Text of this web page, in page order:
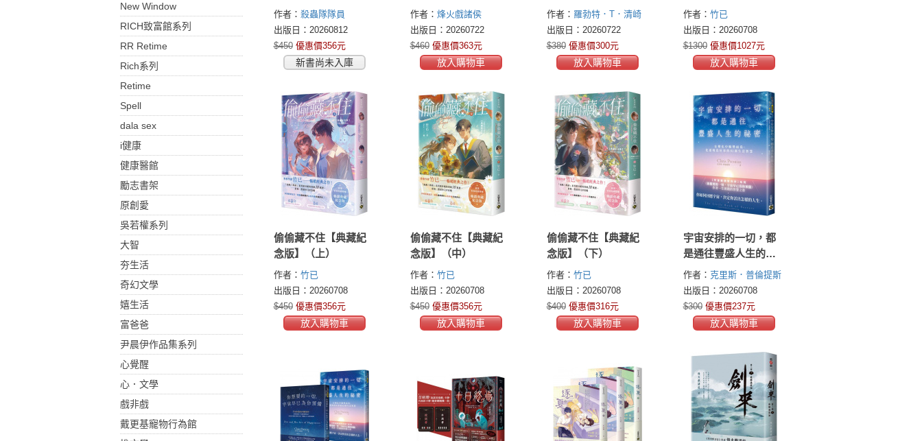
New Window
RICH致富館系列
RR Retime
Rich系列
Retime
Spell
dala sex
i健康
健康醫館
勵志書架
原創愛
吳若權系列
大智
夯生活
奇幻文學
嬉生活
富爸爸
尹晨伊作品集系列
心覺醒
心．文學
戲非戲
戴更基寵物行為館
作者： 殺蟲隊隊員
出版日：20260812
$450 優惠價356元
新書尚未入庫
【印簽扉頁版】
作者： 烽火戲諸侯
出版日：20260722
$460 優惠價363元
放入購物車
富流進家裡？富家庭
不為錢煩惱的財務思
維
作者： 羅勃特．T．清崎
(Robert T. Kiyosaki)
出版日：20260722
$380 優惠價300元
放入購物車
／首刷贈品版）
作者： 竹已
出版日：20260708
$1300 優惠價1027元
放入購物車
偷偷藏不住【典藏紀
念版】（上）
作者： 竹已
出版日：20260708
$450 優惠價356元
放入購物車
偷偷藏不住【典藏紀
念版】（中）
作者： 竹已
出版日：20260708
$450 優惠價356元
放入購物車
偷偷藏不住【典藏紀
念版】（下）
作者： 竹已
出版日：20260708
$400 優惠價316元
放入購物車
宇宙安排的一切，都
是通往豐盛人生的祕
密：在變化中順勢而
為、化逆境為好事的
81則生活智慧
作者： 克里斯．普倫提斯
(Chris Prentiss)
出版日：20260708
$300 優惠價237元
放入購物車